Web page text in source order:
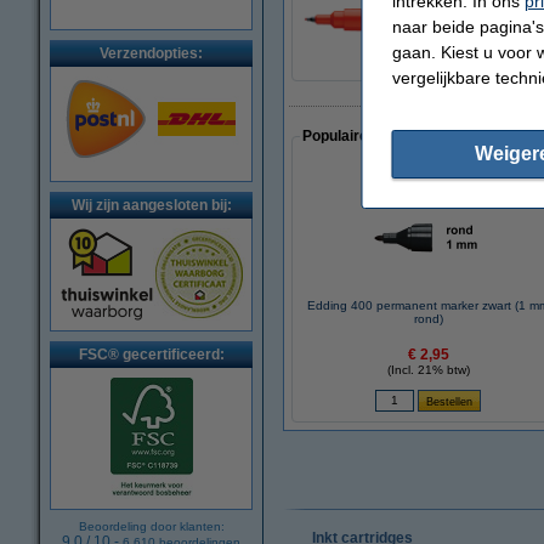
Verzendopties:
Wij zijn aangesloten bij:
FSC® gecertificeerd:
Beoordeling door klanten:
Populaire artikelen van klanten
Edding 400 permanent marker zwart (1
rond)
€ 2,95
(Incl. 21% btw)
Inkt cartridges
naar beide
gaan. Kiest u voor
vergelijkbare